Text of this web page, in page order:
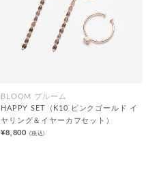
BLOOM ブルーム
HAPPY SET（K10 ピンクゴールド イ
ヤリング＆イヤーカフセット）
¥8,800 (税込)